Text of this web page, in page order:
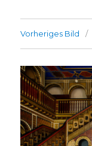
Vorheriges Bild